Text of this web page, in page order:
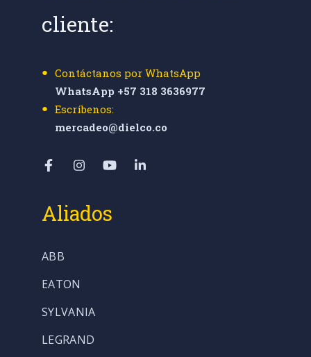
cliente:
Contáctanos por WhatsApp
WhatsApp +57 318 3636977
Escríbenos:
mercadeo@dielco.co
Aliados
ABB
EATON
SYLVANIA
LEGRAND